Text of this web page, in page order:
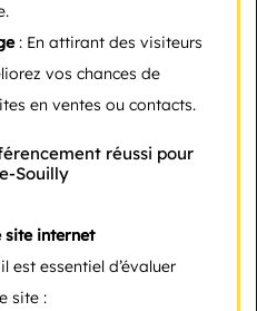
: En attirant des visiteurs
vos chances de
en ventes ou contacts.
réussi pour
Souilly
site internet
est essentiel d’évaluer
site :